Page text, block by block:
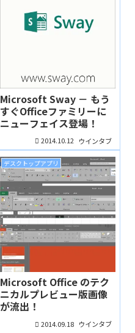
Microsoft Sway － もう
すぐOfficeファミリーに
ニューフェイス登場！
2014.10.12 ウインタブ
デスクトップアプリ
Microsoft Office のテク
ニカルプレビュー版画像
が流出！
2014.09.18 ウインタブ